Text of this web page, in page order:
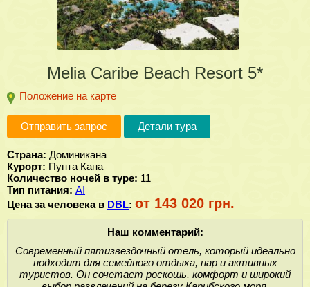
Melia Caribe Beach Resort 5*
Положение на карте
Отправить запрос Детали тура
Страна: Доминикана
Курорт: Пунта Кана
Количество ночей в туре: 11
Тип питания: AI
Цена за человека в DBL: от 143 020 грн.
Наш комментарий:
Современный пятизвездочный отель, который идеально
подходит для семейного отдыха, пар и активных
туристов. Он сочетает роскошь, комфорт и широкий